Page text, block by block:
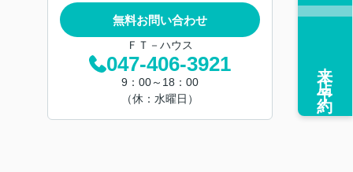
無料お問い合わせ
ＦＴ－ハウス
047-406-3921
9：00～18：00
（休：水曜日）
来店予約